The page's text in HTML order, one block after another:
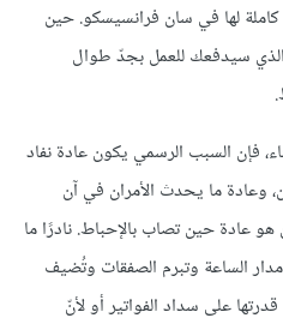
لها في سان فرانسيسكو. حين
سيدفعك للعمل بجدّ طوال
فإن السبب الرسمي يكون عادة نفاد
وعادة ما يحدث الأمران في آن
عادة حين تصاب بالإحباط. نادرًا ما
الساعة وتبرم الصفقات وتُضيف
على سداد الفواتير أو لأنّ